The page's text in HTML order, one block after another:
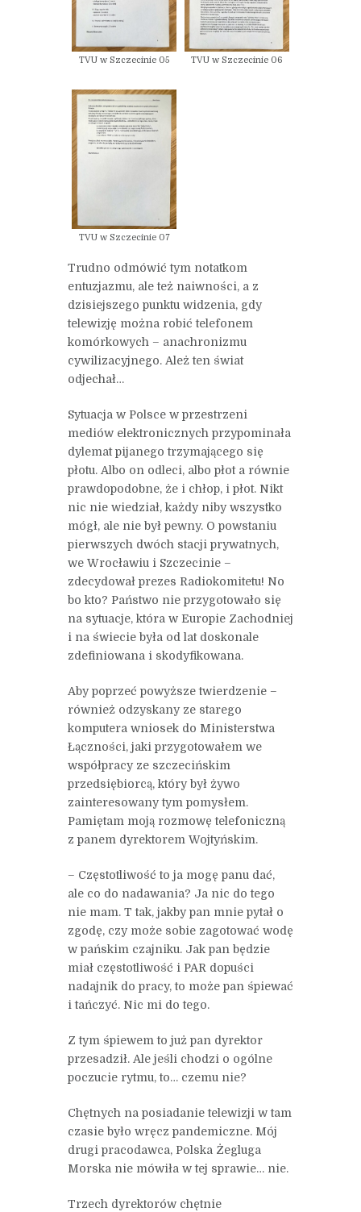
TVU w Szczecinie 05 TVU w Szczecinie 06
TVU w Szczecinie 07
Trudno odmówić tym notatkom
entuzjazmu, ale też naiwności, a z
dzisiejszego punktu widzenia, gdy
telewizję można robić telefonem
komórkowych – anachronizmu
cywilizacyjnego. Ależ ten świat
odjechał…
Sytuacja w Polsce w przestrzeni
mediów elektronicznych przypominała
dylemat pijanego trzymającego się
płotu. Albo on odleci, albo płot a równie
prawdopodobne, że i chłop, i płot. Nikt
nic nie wiedział, każdy niby wszystko
mógł, ale nie był pewny. O powstaniu
pierwszych dwóch stacji prywatnych,
we Wrocławiu i Szczecinie –
zdecydował prezes Radiokomitetu! No
bo kto? Państwo nie przygotowało się
na sytuacje, która w Europie Zachodniej
i na świecie była od lat doskonale
zdefiniowana i skodyfikowana.
Aby poprzeć powyższe twierdzenie –
również odzyskany ze starego
komputera wniosek do Ministerstwa
Łączności, jaki przygotowałem we
współpracy ze szczecińskim
przedsiębiorcą, który był żywo
zainteresowany tym pomysłem.
Pamiętam moją rozmowę telefoniczną
z panem dyrektorem Wojtyńskim.
– Częstotliwość to ja mogę panu dać,
ale co do nadawania? Ja nic do tego
nie mam. T tak, jakby pan mnie pytał o
zgodę, czy może sobie zagotować wodę
w pańskim czajniku. Jak pan będzie
miał częstotliwość i PAR dopuści
nadajnik do pracy, to może pan śpiewać
i tańczyć. Nic mi do tego.
Z tym śpiewem to już pan dyrektor
przesadził. Ale jeśli chodzi o ogólne
poczucie rytmu, to… czemu nie?
Chętnych na posiadanie telewizji w tam
czasie było wręcz pandemiczne. Mój
drugi pracodawca, Polska Żegluga
Morska nie mówiła w tej sprawie… nie.
Trzech dyrektorów chętnie